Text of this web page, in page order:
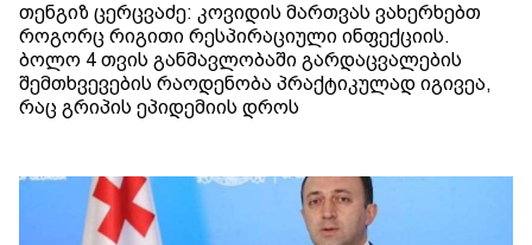
თენგიზ ცერცვაძე: კოვიდის მართვას ვახერხებთ
როგორც რიგითი რესპირაციული ინფექციის.
ბოლო 4 თვის განმავლობაში გარდაცვალების
შემთხვევების რაოდენობა პრაქტიკულად იგივეა,
რაც გრიპის ეპიდემიის დროს